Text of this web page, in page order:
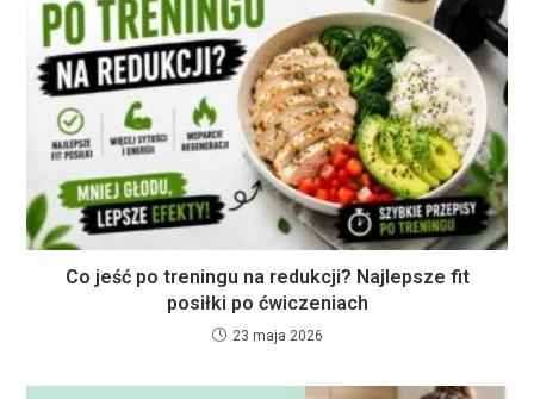
Co jeść po treningu na redukcji? Najlepsze fit
posiłki po ćwiczeniach
23 maja 2026